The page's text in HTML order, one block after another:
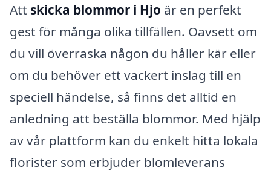
Att skicka blommor i Hjo är en perfekt
gest för många olika tillfällen. Oavsett om
du vill överraska någon du håller kär eller
om du behöver ett vackert inslag till en
speciell händelse, så finns det alltid en
anledning att beställa blommor. Med hjälp
av vår plattform kan du enkelt hitta lokala
florister som erbjuder blomleverans